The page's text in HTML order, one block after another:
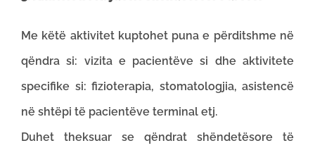
Me këtë aktivitet kuptohet puna e përditshme në
qëndra si: vizita e pacientëve si dhe aktivitete
specifike si: fizioterapia, stomatologjia, asistencë
në shtëpi të pacientëve terminal etj.
Duhet theksuar se qëndrat shëndetësore të